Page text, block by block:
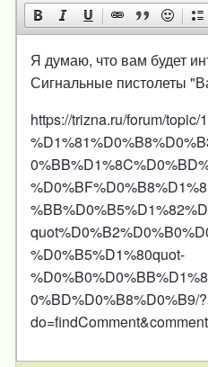
Я думаю, что вам будет
Сигнальные пистолеты
https://trizna.ru/forum/topic/
%D0%B5%D1%80quot-
0%BD%D0%B8%D0%B9/?